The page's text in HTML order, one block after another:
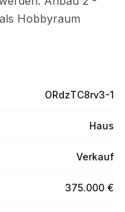
ORdzTC8rv3-1
Haus
Verkauf
375.000 €